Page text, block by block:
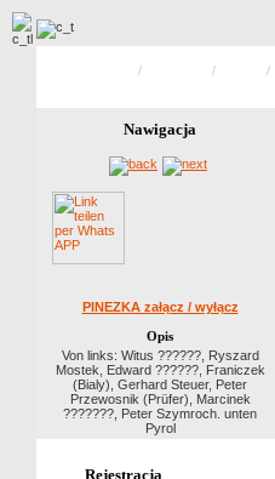
/ / /
Nawigacja
PINEZKA załącz / wyłącz
Opis
Von links: Witus ??????, Ryszard
Mostek, Edward ??????, Franiczek
(Bialy), Gerhard Steuer, Peter
Przewosnik (Prüfer), Marcinek
???????, Peter Szymroch. unten
Pyrol
Rejestracja